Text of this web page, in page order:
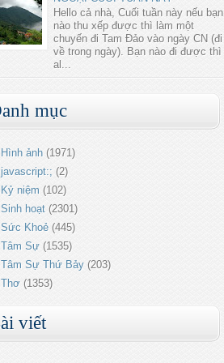
Hello cả nhà, Cuối tuần này nếu bạn
nào thu xếp được thì làm một
chuyến đi Tam Đảo vào ngày CN (đi
về trong ngày). Bạn nào đi được thì
al...
mục
Hình ảnh (1971)
javascript:; (2)
Kỷ niệm (102)
Sinh hoạt (2301)
Sức Khoẻ (445)
Tâm Sự (1535)
Tâm Sự Thứ Bảy (203)
Thơ (1353)
viết